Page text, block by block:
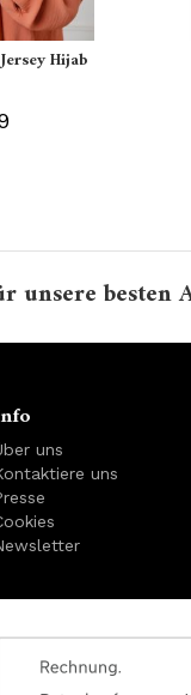
Hijab
besten
uns
uns